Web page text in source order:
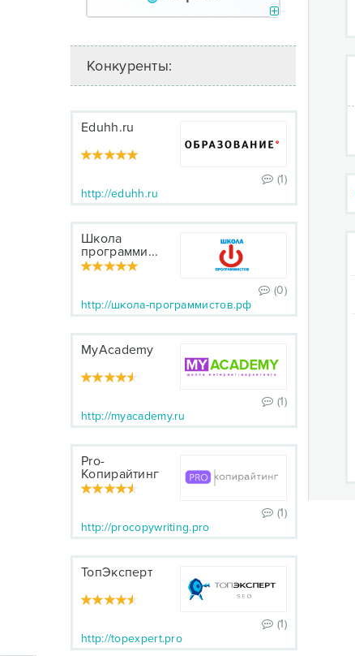
Конкуренты:
Eduhh.ru
(1)
http://eduhh.ru
Школа
программи...
(0)
http://школа-программистов.рф
MyAcademy
(1)
http://myacademy.ru
Pro-
Копирайтинг
(1)
http://procopywriting.pro
ТопЭксперт
(1)
http://topexpert.pro